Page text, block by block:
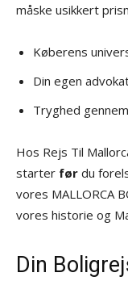
måske usikkert
Køberens
Din egen
Tryghed
Hos Rejs Til
starter før du
vores MALLORCA
vores historie og
Din